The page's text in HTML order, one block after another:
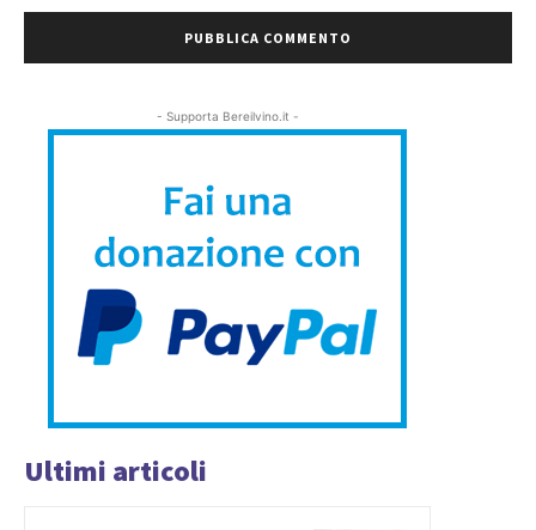
- Supporta Bereilvino.it -
Ultimi articoli